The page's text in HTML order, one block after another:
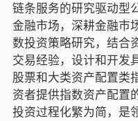
链条服务的研究驱动型
金融市场，深耕金融市
数投资策略研究，结合
交易经验，设计和开发
股票和大类资产配置类
资者提供指数资产配置
投资过程化繁为简，是